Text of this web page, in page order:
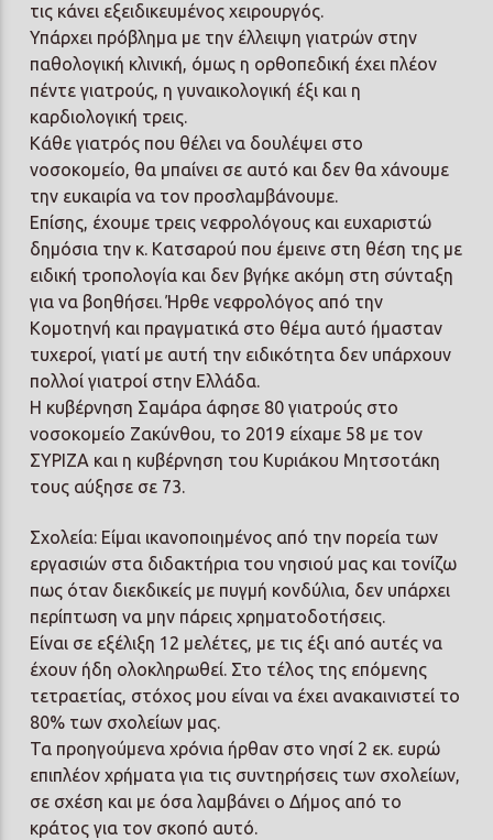
τις κάνει εξειδικευμένος χειρουργός.
Υπάρχει πρόβλημα με την έλλειψη γιατρών στην
παθολογική κλινική, όμως η ορθοπεδική έχει πλέον
πέντε γιατρούς, η γυναικολογική έξι και η
καρδιολογική τρεις.
Κάθε γιατρός που θέλει να δουλέψει στο
νοσοκομείο, θα μπαίνει σε αυτό και δεν θα χάνουμε
την ευκαιρία να τον προσλαμβάνουμε.
Επίσης, έχουμε τρεις νεφρολόγους και ευχαριστώ
δημόσια την κ. Κατσαρού που έμεινε στη θέση της με
ειδική τροπολογία και δεν βγήκε ακόμη στη σύνταξη
για να βοηθήσει. Ήρθε νεφρολόγος από την
Κομοτηνή και πραγματικά στο θέμα αυτό ήμασταν
τυχεροί, γιατί με αυτή την ειδικότητα δεν υπάρχουν
πολλοί γιατροί στην Ελλάδα.
Η κυβέρνηση Σαμάρα άφησε 80 γιατρούς στο
νοσοκομείο Ζακύνθου, το 2019 είχαμε 58 με τον
ΣΥΡΙΖΑ και η κυβέρνηση του Κυριάκου Μητσοτάκη
τους αύξησε σε 73.
Σχολεία: Είμαι ικανοποιημένος από την πορεία των
εργασιών στα διδακτήρια του νησιού μας και τονίζω
πως όταν διεκδικείς με πυγμή κονδύλια, δεν υπάρχει
περίπτωση να μην πάρεις χρηματοδοτήσεις.
Είναι σε εξέλιξη 12 μελέτες, με τις έξι από αυτές να
έχουν ήδη ολοκληρωθεί. Στο τέλος της επόμενης
τετραετίας, στόχος μου είναι να έχει ανακαινιστεί το
80% των σχολείων μας.
Τα προηγούμενα χρόνια ήρθαν στο νησί 2 εκ. ευρώ
επιπλέον χρήματα για τις συντηρήσεις των σχολείων,
σε σχέση και με όσα λαμβάνει ο Δήμος από το
κράτος για τον σκοπό αυτό.